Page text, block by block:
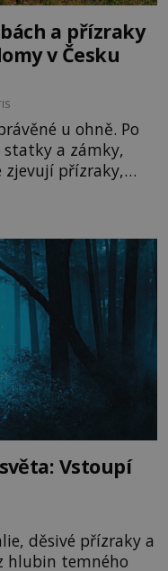
a přízraky
v Česku
u ohně. Po
a zámky,
přízraky,
se dějí podivné
svědectví po
se svědectví
Vstoupí
děsivé přízraky a
hlubin temného